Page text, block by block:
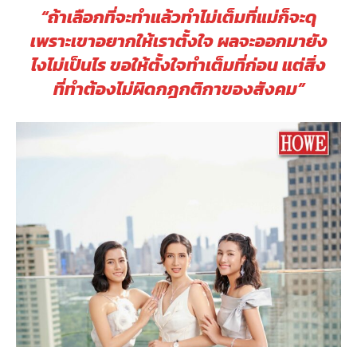
“ถ้าเลือกที่จะทำแล้วทำไม่เต็มที่แม่ก็จะดุ
เพราะเขาอยากให้เราตั้งใจ ผลจะออกมายัง
ไงไม่เป็นไร ขอให้ตั้งใจทำเต็มที่ก่อน แต่สิ่ง
ที่ทำต้องไม่ผิดกฎกติกาของสังคม”